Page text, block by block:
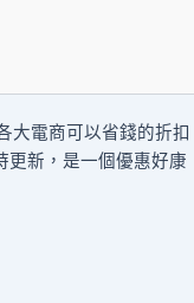
大電商可以省錢的折扣
更新，是一個優惠好康